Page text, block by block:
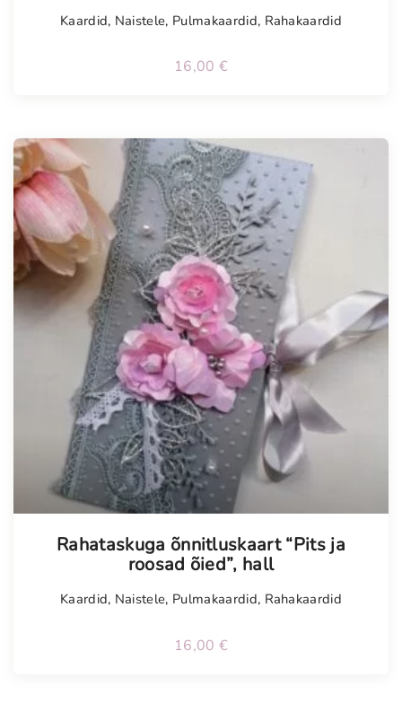
Kaardid, Naistele, Pulmakaardid, Rahakaardid
16,00 €
Rahataskuga õnnitluskaart “Pits ja
roosad õied”, hall
Kaardid, Naistele, Pulmakaardid, Rahakaardid
16,00 €